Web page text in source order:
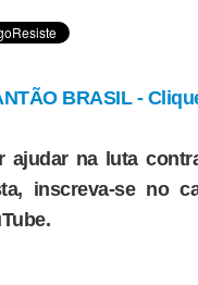
BRASIL -
ajudar na luta
inscreva-se no